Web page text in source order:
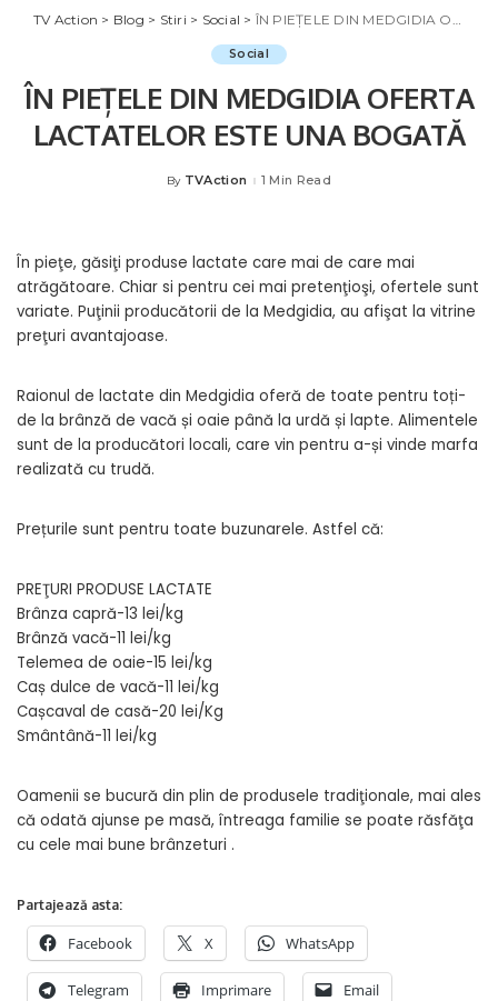
TV Action > Blog > Stiri > Social > ÎN PIEȚELE DIN MEDGIDIA OFERTA LACTATELOR ESTE UNA BOGATĂ
Social
ÎN PIEȚELE DIN MEDGIDIA OFERTA
LACTATELOR ESTE UNA BOGATĂ
Posted
By TVAction 1 Min Read
În pieţe, găsiţi produse lactate care mai de care mai
atrăgătoare. Chiar si pentru cei mai pretenţioşi, ofertele sunt
variate. Puţinii producătorii de la Medgidia, au afişat la vitrine
preţuri avantajoase.
Raionul de lactate din Medgidia oferă de toate pentru toți-
de la brânză de vacă și oaie până la urdă și lapte. Alimentele
sunt de la producători locali, care vin pentru a-și vinde marfa
realizată cu trudă.
Prețurile sunt pentru toate buzunarele. Astfel că:
PREŢURI PRODUSE LACTATE
Brânza capră-13 lei/kg
Brânză vacă-11 lei/kg
Telemea de oaie-15 lei/kg
Caș dulce de vacă-11 lei/kg
Cașcaval de casă-20 lei/Kg
Smântână-11 lei/kg
Oamenii se bucură din plin de produsele tradiţionale, mai ales
că odată ajunse pe masă, întreaga familie se poate răsfăţa
cu cele mai bune brânzeturi .
Partajează asta:
Facebook X WhatsApp
Telegram Imprimare Email